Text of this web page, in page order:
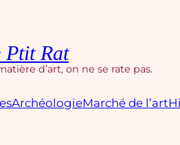
Ptit Rat
d’art, on ne se rate pas.
ArchéologieMarché de l’art